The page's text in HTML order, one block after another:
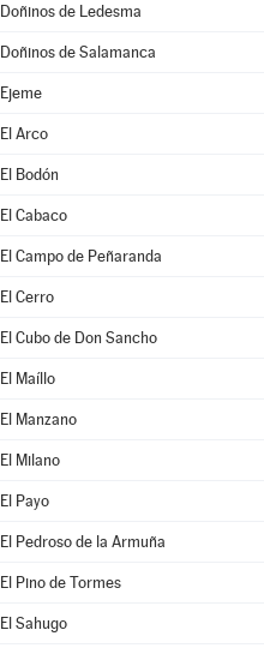
Doñinos de Ledesma
Doñinos de Salamanca
Ejeme
El Arco
El Bodón
El Cabaco
El Campo de Peñaranda
El Cerro
El Cubo de Don Sancho
El Maíllo
El Manzano
El Milano
El Payo
El Pedroso de la Armuña
El Pino de Tormes
El Sahugo